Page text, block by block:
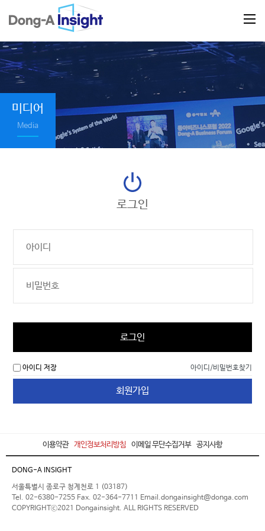
미디어
Media
로그인
로그인
아이디 저장 아이디/비밀번호찾기
회원가입
이용약관 개인정보처리방침 이메일 무단수집거부 공지사항
DONG-A INSIGHT
서울특별시 종로구 청계천로 1 (03187)
Tel. 02-6380-7255 Fax. 02-364-7711 Email.dongainsight@donga.com
COPYRIGHTⓒ2021 Dongainsight. ALL RIGHTS RESERVED